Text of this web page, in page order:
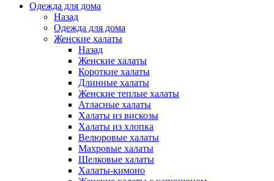
Одежда для дома
Назад
Одежда для дома
Женские халаты
Назад
Женские халаты
Короткие халаты
Длинные халаты
Женские теплые халаты
Атласные халаты
Халаты из вискозы
Халаты из хлопка
Велюровые халаты
Махровые халаты
Шелковые халаты
Халаты-кимоно